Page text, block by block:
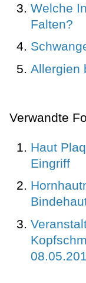
Welche
Falten?
Allergien
Verwandte
Haut
Eingriff